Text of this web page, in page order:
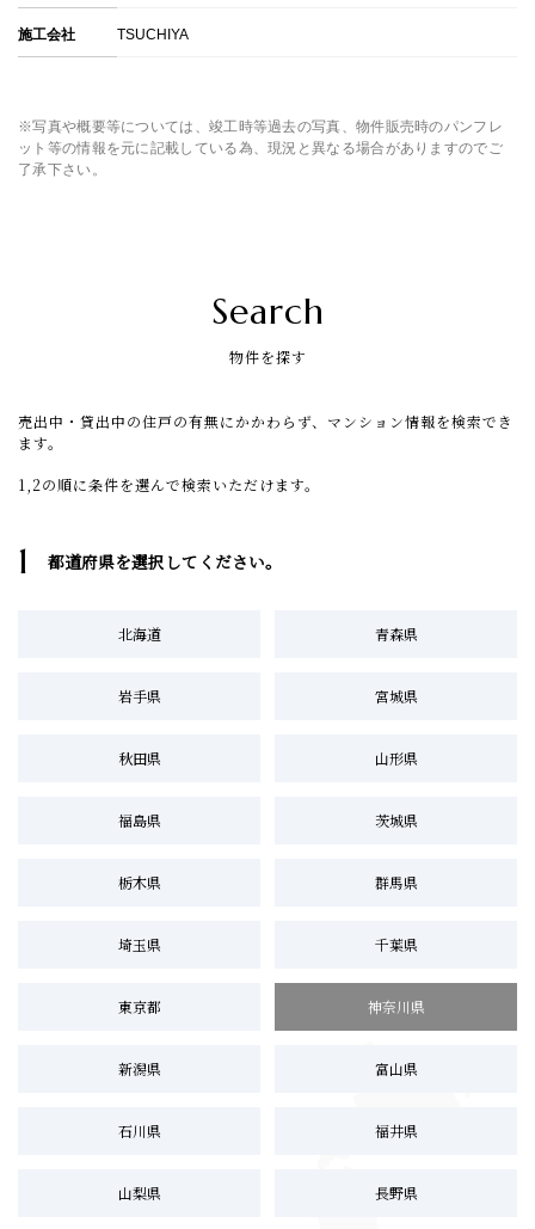
施工会社 TSUCHIYA
※写真や概要等については、竣工時等過去の写真、物件販売時のパンフレ
ット等の情報を元に記載している為、現況と異なる場合がありますのでご
了承下さい。
Search
物件を探す
売出中・貸出中の住戸の有無にかかわらず、マンション情報を検索でき
ます。
1,2の順に条件を選んで検索いただけます。
1 都道府県を選択してください。
北海道 青森県
岩手県 宮城県
秋田県 山形県
福島県 茨城県
栃木県 群馬県
埼玉県 千葉県
東京都 神奈川県
新潟県 富山県
石川県 福井県
山梨県 長野県